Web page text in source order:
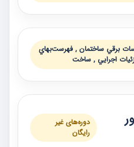
برقي ساختمان , فهرست‌بهاي
اجرايي , ساخت
دوره‌های غیر
رایگان